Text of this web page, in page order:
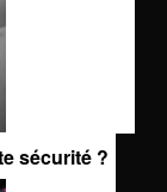
sécurité ?